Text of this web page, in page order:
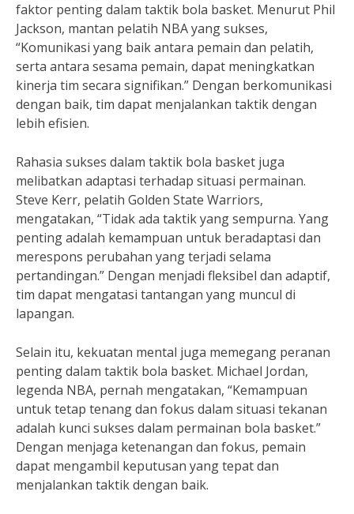
faktor penting dalam taktik bola basket. Menurut Phil
Jackson, mantan pelatih NBA yang sukses,
“Komunikasi yang baik antara pemain dan pelatih,
serta antara sesama pemain, dapat meningkatkan
kinerja tim secara signifikan.” Dengan berkomunikasi
dengan baik, tim dapat menjalankan taktik dengan
lebih efisien.
Rahasia sukses dalam taktik bola basket juga
melibatkan adaptasi terhadap situasi permainan.
Steve Kerr, pelatih Golden State Warriors,
mengatakan, “Tidak ada taktik yang sempurna. Yang
penting adalah kemampuan untuk beradaptasi dan
merespons perubahan yang terjadi selama
pertandingan.” Dengan menjadi fleksibel dan adaptif,
tim dapat mengatasi tantangan yang muncul di
lapangan.
Selain itu, kekuatan mental juga memegang peranan
penting dalam taktik bola basket. Michael Jordan,
legenda NBA, pernah mengatakan, “Kemampuan
untuk tetap tenang dan fokus dalam situasi tekanan
adalah kunci sukses dalam permainan bola basket.”
Dengan menjaga ketenangan dan fokus, pemain
dapat mengambil keputusan yang tepat dan
menjalankan taktik dengan baik.